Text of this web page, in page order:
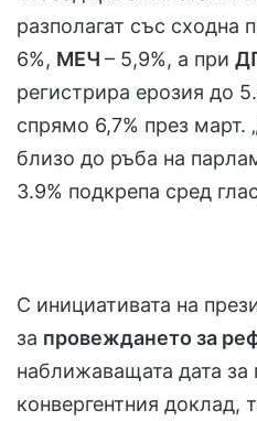
разполагат със сходна
6%, МЕЧ – 5,9%, а при
регистрира ерозия до
спрямо 6,7% през март. „
близо до ръба на
3.9% подкрепа сред
С инициативата на
за провеждането за
наближаващата дата за
конвергентния доклад,